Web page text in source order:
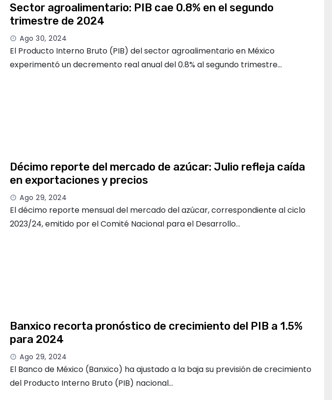
Sector agroalimentario: PIB cae 0.8% en el segundo
trimestre de 2024
Ago 30, 2024
El Producto Interno Bruto (PIB) del sector agroalimentario en México
experimentó un decremento real anual del 0.8% al segundo trimestre…
Décimo reporte del mercado de azúcar: Julio refleja caída
en exportaciones y precios
Ago 29, 2024
El décimo reporte mensual del mercado del azúcar, correspondiente al ciclo
2023/24, emitido por el Comité Nacional para el Desarrollo…
Banxico recorta pronóstico de crecimiento del PIB a 1.5%
para 2024
Ago 29, 2024
El Banco de México (Banxico) ha ajustado a la baja su previsión de crecimiento
del Producto Interno Bruto (PIB) nacional…